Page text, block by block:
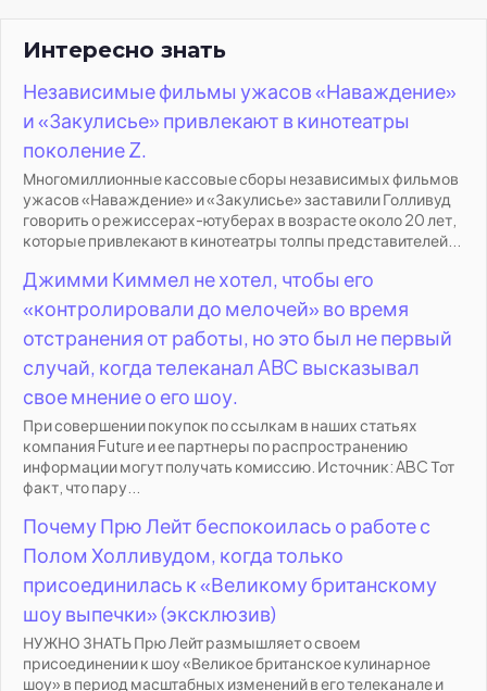
Интересно знать
Независимые фильмы ужасов «Наваждение»
и «Закулисье» привлекают в кинотеатры
поколение Z.
Многомиллионные кассовые сборы независимых фильмов
ужасов «Наваждение» и «Закулисье» заставили Голливуд
говорить о режиссерах-ютуберах в возрасте около 20 лет,
которые привлекают в кинотеатры толпы представителей...
Джимми Киммел не хотел, чтобы его
«контролировали до мелочей» во время
отстранения от работы, но это был не первый
случай, когда телеканал ABC высказывал
свое мнение о его шоу.
При совершении покупок по ссылкам в наших статьях
компания Future и ее партнеры по распространению
информации могут получать комиссию. Источник: ABC Тот
факт, что пару...
Почему Прю Лейт беспокоилась о работе с
Полом Холливудом, когда только
присоединилась к «Великому британскому
шоу выпечки» (эксклюзив)
НУЖНО ЗНАТЬ Прю Лейт размышляет о своем
присоединении к шоу «Великое британское кулинарное
шоу» в период масштабных изменений в его телеканале и